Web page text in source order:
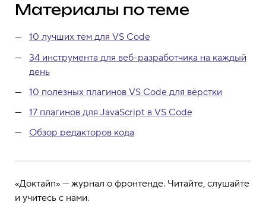
Материалы по теме
10 лучших тем для VS Code
34 инструмента для веб-разработчика на каждый
день
10 полезных плагинов VS Code для вёрстки
17 плагинов для JavaScript в VS Code
Обзор редакторов кода
«Доктайп» — журнал о фронтенде. Читайте, слушайте
и учитесь с нами.